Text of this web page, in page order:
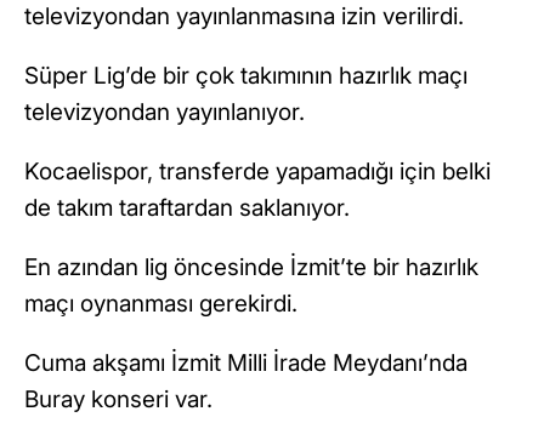
televizyondan yayınlanmasına izin verilirdi.
Süper Lig’de bir çok takımının hazırlık maçı
televizyondan yayınlanıyor.
Kocaelispor, transferde yapamadığı için belki
de takım taraftardan saklanıyor.
En azından lig öncesinde İzmit’te bir hazırlık
maçı oynanması gerekirdi.
Cuma akşamı İzmit Milli İrade Meydanı’nda
Buray konseri var.